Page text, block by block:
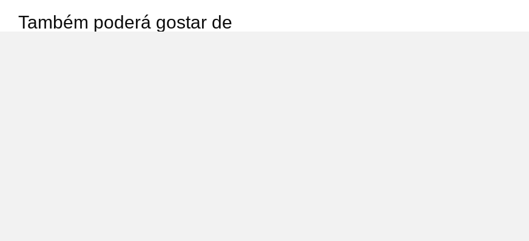
Também poderá gostar de